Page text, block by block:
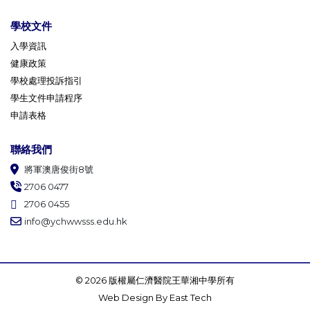
學校文件
入學資訊
健康政策
學校處理投訴指引
學生文件申請程序
申請表格
聯絡我們
將軍澳唐俊街8號
2706 0477
2706 0455
info@ychwwsss.edu.hk
© 2026 版權屬仁濟醫院王華湘中學所有
Web Design By East Tech